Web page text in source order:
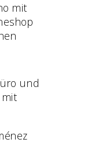
mit
und